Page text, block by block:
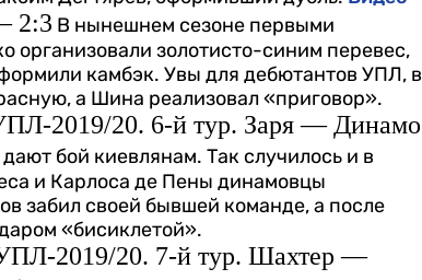
2:3 В нынешнем сезоне первыми
организовали золотисто-синим перевес,
камбэк. Увы для дебютантов УПЛ, в
а Шина реализовал «приговор».
2019/20. 6-й тур. Заря — Динамо
бой киевлянам. Так случилось и в
и Карлоса де Пены динамовцы
забил своей бывшей команде, а после
«бисиклетой».
2019/20. 7-й тур. Шахтер —